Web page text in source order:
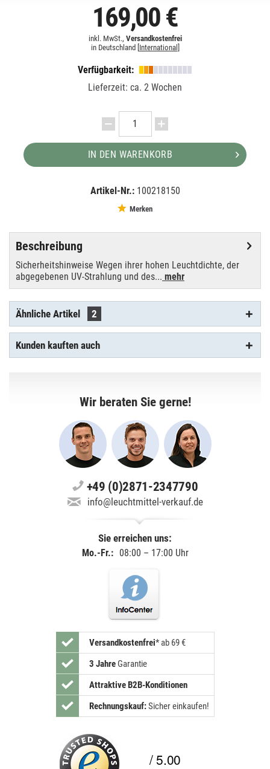
169,00 €
inkl. MwSt., Versandkostenfrei
in Deutschland [ International
Verfügbarkeit:
Lieferzeit: ca. 2 Wochen
IN DEN WARENKORB
Artikel-Nr.: 100218150
Merken
Beschreibung
Sicherheitshinweise Wegen ihrer hohen Leuchtdichte, der
abgegebenen UV-Strahlung und des... mehr
Ähnliche Artikel 2
Kunden kauften auch
Wir beraten Sie gerne!
+49 (0)2871-2347790
info@leuchtmittel-verkauf.de
Sie erreichen uns:
Mo.-Fr.: 08:00 – 17:00 Uhr
Versandkostenfrei* ab 69 €
3 JahreGarantie
Attraktive B2B-Konditionen
Rechnungskauf:Sicher einkaufen!
/ 5.00